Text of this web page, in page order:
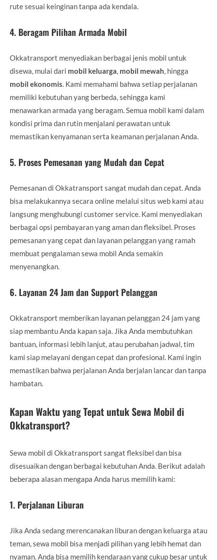
rute sesuai keinginan tanpa ada kendala.
4. Beragam Pilihan Armada Mobil
Okkatransport menyediakan berbagai jenis mobil untuk
disewa, mulai dari mobil keluarga mobil mewah , hingga
mobil ekonomis . Kami memahami bahwa setiap perjalanan
memiliki kebutuhan yang berbeda, sehingga kami
menawarkan armada yang beragam. Semua mobil kami dalam
kondisi prima dan rutin menjalani perawatan untuk
memastikan kenyamanan serta keamanan perjalanan Anda.
5. Proses Pemesanan yang Mudah dan Cepat
Pemesanan di Okkatransport sangat mudah dan cepat. Anda
bisa melakukannya secara online melalui situs web kami atau
langsung menghubungi customer service. Kami menyediakan
berbagai opsi pembayaran yang aman dan fleksibel. Proses
pemesanan yang cepat dan layanan pelanggan yang ramah
membuat pengalaman sewa mobil Anda semakin
menyenangkan.
6. Layanan 24 Jam dan Support Pelanggan
Okkatransport memberikan layanan pelanggan 24 jam yang
siap membantu Anda kapan saja. Jika Anda membutuhkan
bantuan, informasi lebih lanjut, atau perubahan jadwal, tim
kami siap melayani dengan cepat dan profesional. Kami ingin
memastikan bahwa perjalanan Anda berjalan lancar dan tanpa
hambatan.
Kapan Waktu yang Tepat untuk Sewa Mobil di
Okkatransport?
Sewa mobil di Okkatransport sangat fleksibel dan bisa
disesuaikan dengan berbagai kebutuhan Anda. Berikut adalah
beberapa alasan mengapa Anda harus memilih kami:
1. Perjalanan Liburan
Jika Anda sedang merencanakan liburan dengan keluarga atau
teman, sewa mobil bisa menjadi pilihan yang lebih hemat dan
nyaman. Anda bisa memilih kendaraan yang cukup besar untuk